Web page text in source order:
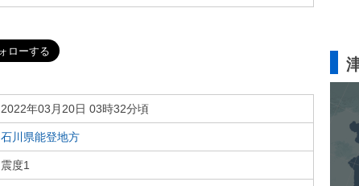
2022年03月20日 03時32分頃
石川県能登地方
震度1